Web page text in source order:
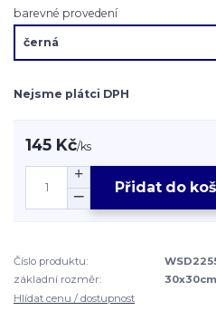
barevné provedení
Nejsme plátci DPH
145 Kč/ks
Přidat do
Číslo produktu:
základní rozměr:
30x30cm
Hlídat cenu / dostupnost